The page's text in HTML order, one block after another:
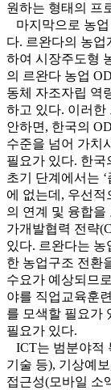
원하는 형태의 프
마지막으로 농업
다. 르완다의 농업
하여 시장주도형
의 르완다 농업
동체 자조자립 역
하고 있다. 이러한
안하면, 한국의
수준을 넘어 가치
필요가 있다. 한국
초기 단계에서는
에 없는데, 우선
의 연계 및 융합을
가개발협력 전략
있다. 르완다는
한 농업구조 전환
수요가 예상되므
야를 직업교육훈
를 모색할 필요가
필요가 있다.
ICT는 범분야적
기술 등), 기상예
접근성(모바일 소